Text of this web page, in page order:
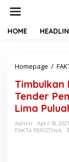
HOME
Homepage /
Timbulkan
Tender
Lima
Admin
April 18, 2021
FAKTA PERISTIWA